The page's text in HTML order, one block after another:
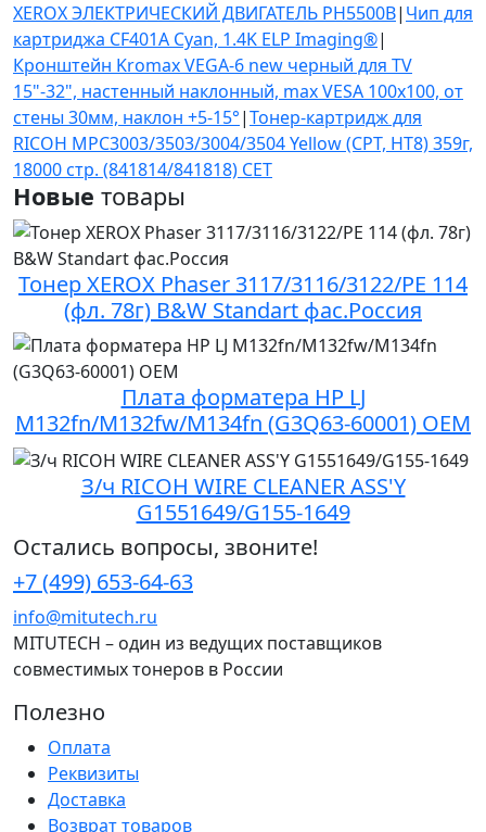
XEROX ЭЛЕКТРИЧЕСКИЙ ДВИГАТЕЛЬ PH5500B| Чип для
картриджа CF401A Cyan, 1.4K ELP Imaging®|
Кронштейн Kromax VEGA-6 new черный для TV
15"-32", настенный наклонный, max VESA 100x100, от
стены 30мм, наклон +5-15°|Тонер-картридж для
RICOH MPC3003/3503/3004/3504 Yellow (CPT, HT8) 359г,
18000 стр. (841814/841818) CET
Новые товары
Тонер XEROX Phaser 3117/3116/3122/PE 114
(фл. 78г) B&W Standart фас.Россия
Плата форматера HP LJ
M132fn/M132fw/M134fn (G3Q63-60001) OEM
З/ч RICOH WIRE CLEANER ASS'Y
G1551649/G155-1649
Остались вопросы, звоните!
+7 (499) 653-64-63
info@mitutech.ru
MITUTECH – один из ведущих поставщиков
совместимых тонеров в России
Полезно
Оплата
Реквизиты
Доставка
Возврат товаров